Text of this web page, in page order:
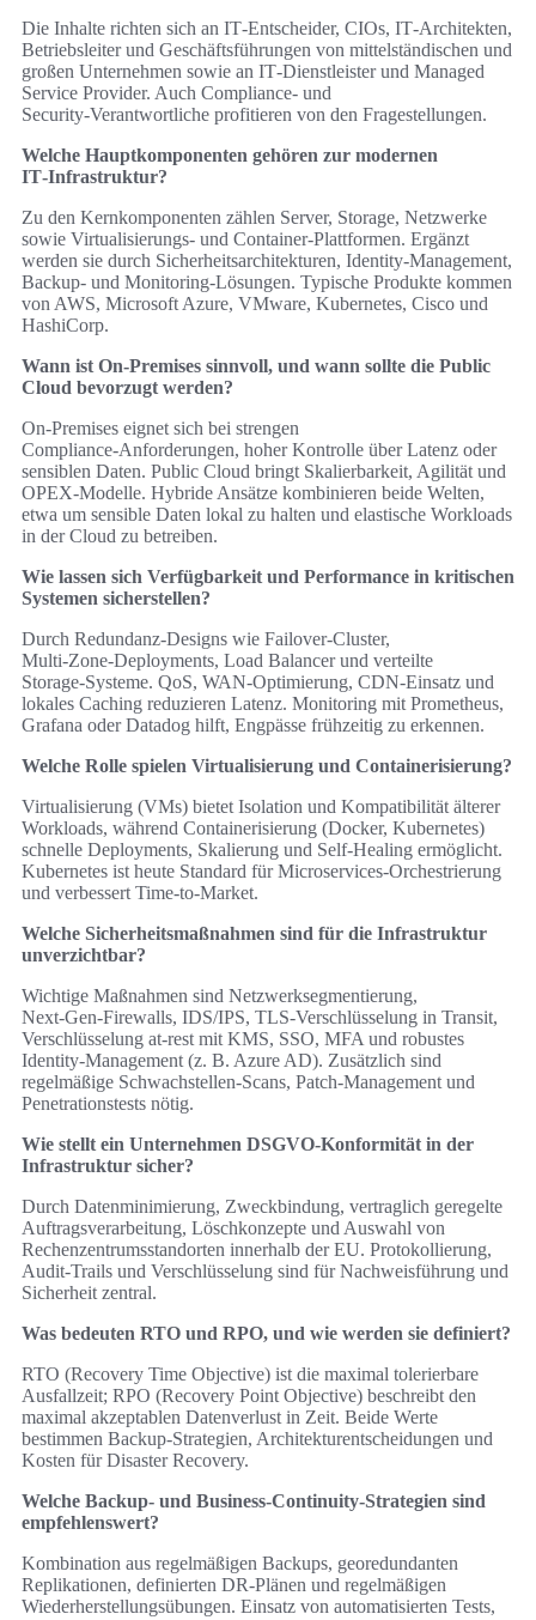
Die Inhalte richten sich an IT‑Entscheider, CIOs, IT‑Architekten,
Betriebsleiter und Geschäftsführungen von mittelständischen und
großen Unternehmen sowie an IT‑Dienstleister und Managed
Service Provider. Auch Compliance‑ und
Security‑Verantwortliche profitieren von den Fragestellungen.
Welche Hauptkomponenten gehören zur modernen
IT‑Infrastruktur?
Zu den Kernkomponenten zählen Server, Storage, Netzwerke
sowie Virtualisierungs‑ und Container‑Plattformen. Ergänzt
werden sie durch Sicherheitsarchitekturen, Identity‑Management,
Backup‑ und Monitoring‑Lösungen. Typische Produkte kommen
von AWS, Microsoft Azure, VMware, Kubernetes, Cisco und
HashiCorp.
Wann ist On‑Premises sinnvoll, und wann sollte die Public
Cloud bevorzugt werden?
On‑Premises eignet sich bei strengen
Compliance‑Anforderungen, hoher Kontrolle über Latenz oder
sensiblen Daten. Public Cloud bringt Skalierbarkeit, Agilität und
OPEX‑Modelle. Hybride Ansätze kombinieren beide Welten,
etwa um sensible Daten lokal zu halten und elastische Workloads
in der Cloud zu betreiben.
Wie lassen sich Verfügbarkeit und Performance in kritischen
Systemen sicherstellen?
Durch Redundanz‑Designs wie Failover‑Cluster,
Multi‑Zone‑Deployments, Load Balancer und verteilte
Storage‑Systeme. QoS, WAN‑Optimierung, CDN‑Einsatz und
lokales Caching reduzieren Latenz. Monitoring mit Prometheus,
Grafana oder Datadog hilft, Engpässe frühzeitig zu erkennen.
Welche Rolle spielen Virtualisierung und Containerisierung?
Virtualisierung (VMs) bietet Isolation und Kompatibilität älterer
Workloads, während Containerisierung (Docker, Kubernetes)
schnelle Deployments, Skalierung und Self‑Healing ermöglicht.
Kubernetes ist heute Standard für Microservices‑Orchestrierung
und verbessert Time‑to‑Market.
Welche Sicherheitsmaßnahmen sind für die Infrastruktur
unverzichtbar?
Wichtige Maßnahmen sind Netzwerksegmentierung,
Next‑Gen‑Firewalls, IDS/IPS, TLS‑Verschlüsselung in Transit,
Verschlüsselung at‑rest mit KMS, SSO, MFA und robustes
Identity‑Management (z. B. Azure AD). Zusätzlich sind
regelmäßige Schwachstellen‑Scans, Patch‑Management und
Penetrationstests nötig.
Wie stellt ein Unternehmen DSGVO‑Konformität in der
Infrastruktur sicher?
Durch Datenminimierung, Zweckbindung, vertraglich geregelte
Auftragsverarbeitung, Löschkonzepte und Auswahl von
Rechenzentrumsstandorten innerhalb der EU. Protokollierung,
Audit‑Trails und Verschlüsselung sind für Nachweisführung und
Sicherheit zentral.
Was bedeuten RTO und RPO, und wie werden sie definiert?
RTO (Recovery Time Objective) ist die maximal tolerierbare
Ausfallzeit; RPO (Recovery Point Objective) beschreibt den
maximal akzeptablen Datenverlust in Zeit. Beide Werte
bestimmen Backup‑Strategien, Architekturentscheidungen und
Kosten für Disaster Recovery.
Welche Backup‑ und Business‑Continuity‑Strategien sind
empfehlenswert?
Kombination aus regelmäßigen Backups, georedundanten
Replikationen, definierten DR‑Plänen und regelmäßigen
Wiederherstellungsübungen. Einsatz von automatisierten Tests,